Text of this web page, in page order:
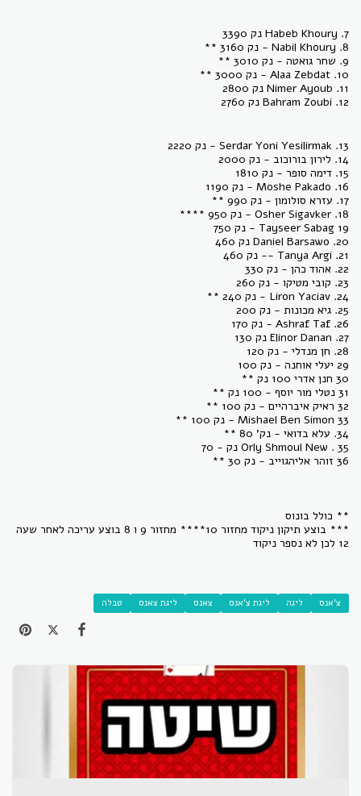
7. Habeb Khoury נק 3390
8. Nabil Khoury - נק 3160 **
9. שחר גואטה - נק 3010 **
10. Alaa Zebdat - נק 3000 **
11. Nimer Ayoub נק 2800
12. Bahram Zoubi נק 2760
13. Serdar Yoni Yesilirmak - נק 2220
14. לירון בורוכוב - נק 2000
15. דימה סופר - נק 1810
16. Moshe Pakado - נק 1190
17. עזרא סולומון - נק 990 **
18. Osher Sigavker - נק 950 ****
19 Tayseer Sabag - נק 750
20. Daniel Barsawo נק 460
21. Tanya Argi -- נק 460
22. אהוד כהן - נק 330
23. קובי מטיקו - נק 260
24. Liron Yaciav - נק 240 **
25. גיא מכונות - נק 200
26. Ashraf Taf - נק 170
27. Elinor Danan נק 130
28. חן מנדלי - נק 120
29 יעלי אוחנה - נק 100
30 חנן אדרי 100 נק **
31 נטלי מור יוסף - 100 נק **
32 ראיק איברהיים - נק 100 **
33 Mishael Ben Simon - נק 100 **
34. עלא בדואי - נק' 80 **
35 . Orly Shmoul New נק - 70
36 זוהר אליהגוייב - נק 30 **
** כולל בונוס
*** בוצע תיקון ניקוד מחזור 10**** מחזור 9 ו 8 בוצע עריכה לאחר שעה
12 לכן לא נספר ניקוד
צ'אנס ליגה ליגת צ'אנס צאנס ליגת צאנס טבלה